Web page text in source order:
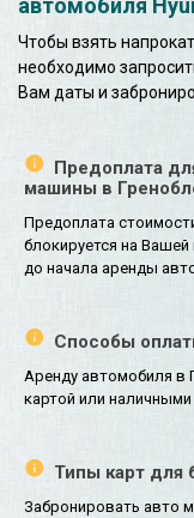
Чтобы взять
необходимо
Вам даты и
Предоплата
машины в
Предоплата
блокируется на Вашей
до начала аренды
Способы
Аренду автомобиля в
картой или
Типы карт для
Забронировать авто